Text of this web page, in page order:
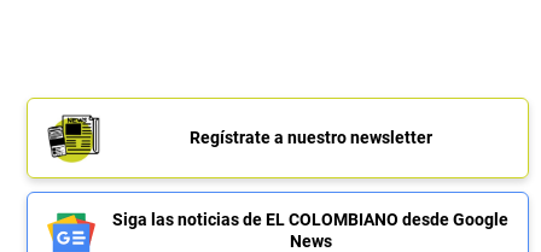
Regístrate a nuestro newsletter
Siga las noticias de EL COLOMBIANO desde Google
News